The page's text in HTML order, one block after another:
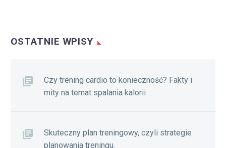
OSTATNIE WPISY
Czy trening cardio to konieczność? Fakty i
mity na temat spalania kalorii
Skuteczny plan treningowy, czyli strategie
planowania treningu.